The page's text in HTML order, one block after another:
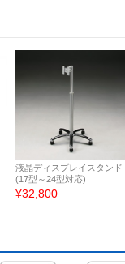
液晶ディスプレイスタンド
(17型～24型対応)
¥32,800